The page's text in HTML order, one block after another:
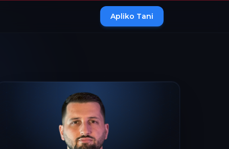
Apliko Tani